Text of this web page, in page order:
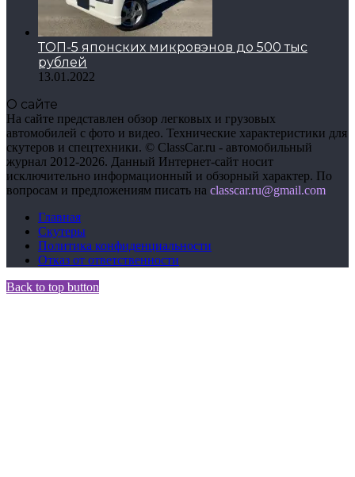
ТОП-5 японских микровэнов до 500 тыс
рублей
13.01.2022
О сайте
На сайте представлен обзор легковых и грузовых
автомобилей с фото и видео. Технические характеристики для
скутеров и спецтехники. © ClassCar.ru - автомобильный
журнал 2012-2026. Данный Интернет-сайт носит
исключительно информационный и обзорный характер. По
вопросам и предложениям писать на сlasscar.ru@gmail.com
Главная
Скутеры
Политика конфиденциальности
Отказ от ответственности
Back to top button